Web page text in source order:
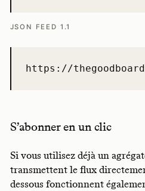
JSON FEED 1.1
https://
S’abonner en un clic
Si vous utilisez déjà un
transmettent le flux
dessous fonctionnent